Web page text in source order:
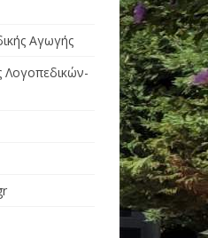
Αγωγής
Λογοπεδικών-